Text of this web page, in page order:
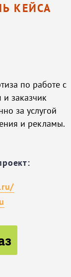
КЕЙСА
по работе с
заказчик
за услугой
и рекламы.